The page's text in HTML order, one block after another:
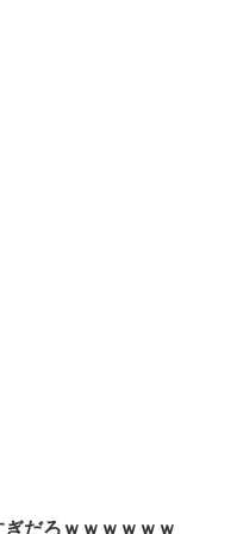
ぎだろｗｗｗｗｗｗ